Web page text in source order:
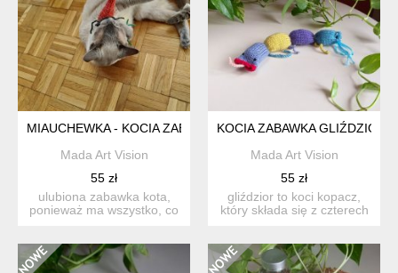
MIAUCHEWKA - KOCIA ZABAWKA
Mada Art Vision
55 zł
ulubiona zabawka kota,
ponieważ ma wszystko, co
KOCIA ZABAWKA GLIŹDZIOR
Mada Art Vision
55 zł
gliździor to koci kopacz,
który składa się z czterech